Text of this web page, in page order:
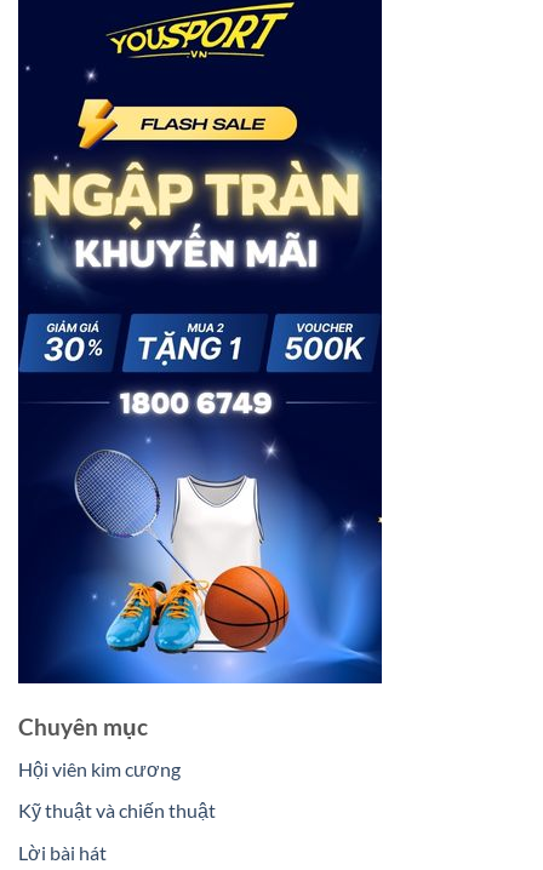
Chuyên mục
Hội viên kim cương
Kỹ thuật và chiến thuật
Lời bài hát